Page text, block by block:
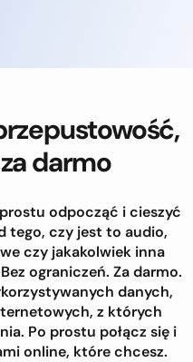
darmo
odpocząć i cieszyć
tego, czy jest to audio,
czy jakakolwiek inna
ograniczeń. Za darmo.
danych,
z których
Po prostu połącz się i
online, które chcesz.